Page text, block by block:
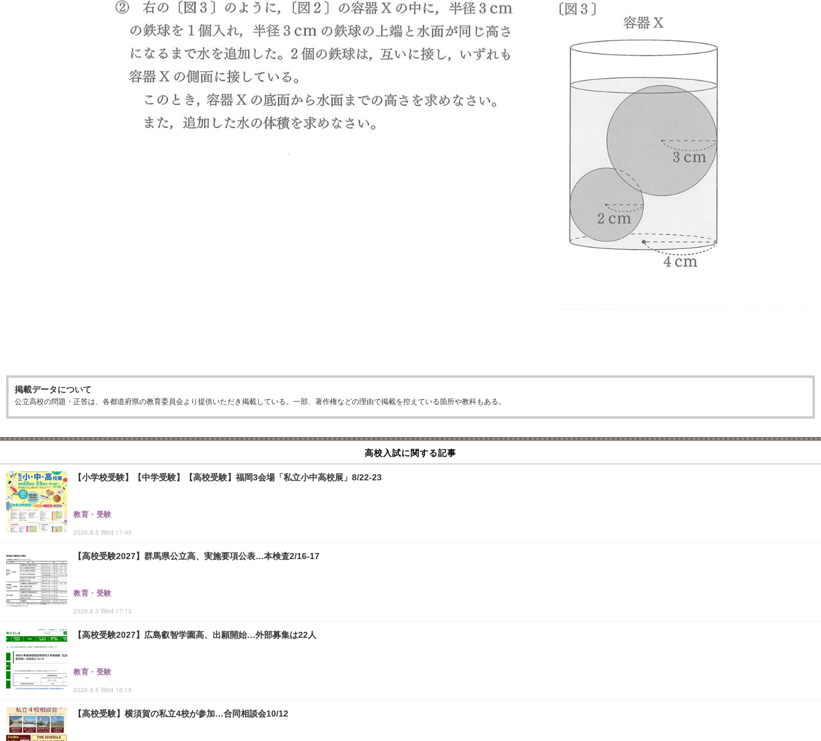
掲載データについて
公立高校の問題・正答は、各都道府県の教育委員会より提供いただき掲載している。一部、著作権などの理由で掲載を控えている箇所や教科もある。
高校入試に関する記事
【小学校受験】【中学受験】【高校受験】福岡3会場「私立小中高校展」8/22-23
教育・受験
2026.8.5 Wed 17:45
【高校受験2027】群馬県公立高、実施要項公表…本検査2/16-17
教育・受験
2026.8.5 Wed 17:15
【高校受験2027】広島叡智学園高、出願開始…外部募集は22人
教育・受験
2026.8.5 Wed 16:15
【高校受験】横須賀の私立4校が参加…合同相談会10/12